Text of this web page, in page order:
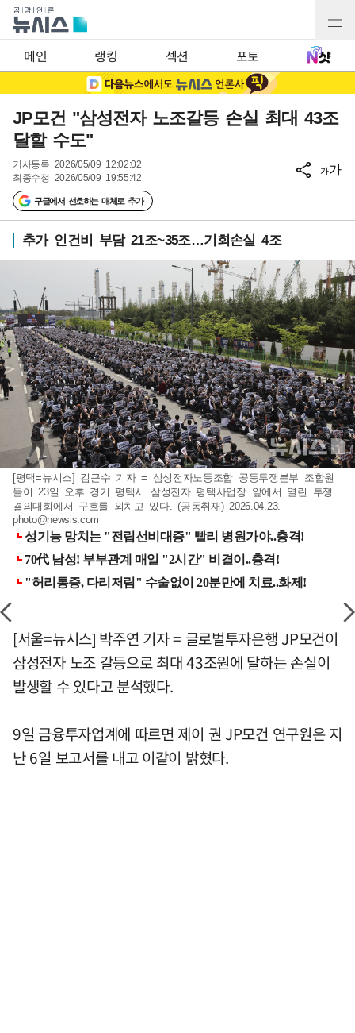
메인 랭킹 섹션 포토
JP모건 "삼성전자 노조갈등 손실 최대 43조
달할 수도"
기사등록 2026/05/09 12:02:02
최종수정 2026/05/09 19:55:42
구글에서 선호하는 매체로 추가
가가
추가 인건비 부담 21조~35조…기회손실 4조
[평택=뉴시스] 김근수 기자 = 삼성전자노동조합 공동투쟁본부 조합원
들이 23일 오후 경기 평택시 삼성전자 평택사업장 앞에서 열린 투쟁
결의대회에서 구호를 외치고 있다. (공동취재) 2026.04.23.
photo@newsis.com
[서울=뉴시스] 박주연 기자 = 글로벌투자은행 JP모건이
삼성전자 노조 갈등으로 최대 43조원에 달하는 손실이
발생할 수 있다고 분석했다.
9일 금융투자업계에 따르면 제이 권 JP모건 연구원은 지
난 6일 보고서를 내고 이같이 밝혔다.